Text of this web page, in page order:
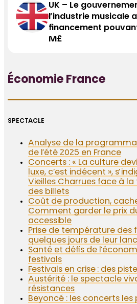
UK – Le
l’industrie musicale
financement
M£
Économie France
SPECTACLE
Analyse de la
de l’été 2025 en France
Concerts : « La culture
luxe, c’est indécent »,
Vieilles Charrues face à
des billets
Coût de production,
Comment garder le prix
accessible
Prise de température des
quelques jours de leur
Santé et défis de
festivals
Festivals en crise : des
Austérité : le spectacle
résistances
Beyoncé : les concerts